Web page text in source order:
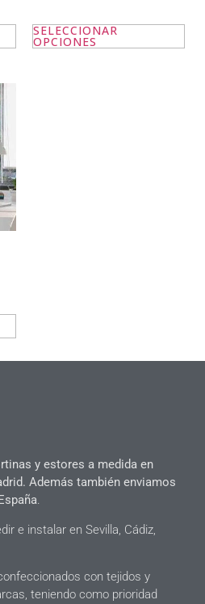
SELECCIONAR
OPCIONES
y estores a medida en
Además también enviamos
.
e instalar en Sevilla, Cádiz,
con tejidos y
teniendo como prioridad